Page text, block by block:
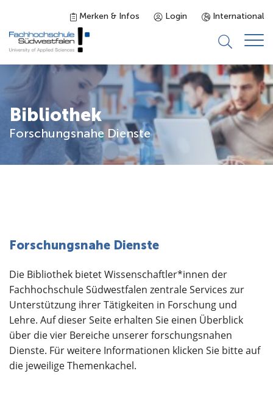
Merken & Infos Login International
Studieninteressierte
Studienangebot
Studierende
Karriere
Über uns
Bibliothek
Forschungsnahe Dienste
Forschungsnahe Dienste
Die Bibliothek bietet Wissenschaftler*innen der
Fachhochschule Südwestfalen zentrale Services zur
Unterstützung ihrer Tätigkeiten in Forschung und
Lehre. Auf dieser Seite erhalten Sie einen Überblick
über die vier Bereiche unserer forschungsnahen
Dienste. Für weitere Informationen klicken Sie bitte auf
die jeweilige Themenkachel.